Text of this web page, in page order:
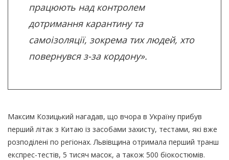
працюють над контролем
дотримання карантину та
самоізоляції, зокрема тих людей, хто
повернувся з-за кордону».
Максим Козицький нагадав, що вчора в Україну прибув
перший літак з Китаю із засобами захисту, тестами, які вже
розподілені по регіонах. Львівщина отримала перший транш
експрес-тестів, 5 тисяч масок, а також 500 біокостюмів.